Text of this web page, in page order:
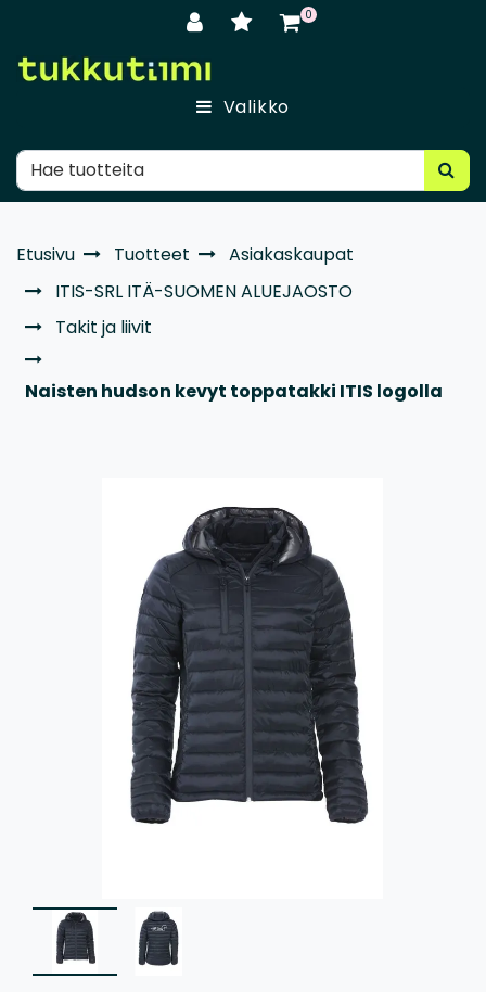
0
Valikko
Etusivu Tuotteet
Asiakaskaupat
ITIS-SRL ITÄ-SUOMEN ALUEJAOSTO
Takit ja liivit
Naisten hudson kevyt toppatakki ITIS logolla